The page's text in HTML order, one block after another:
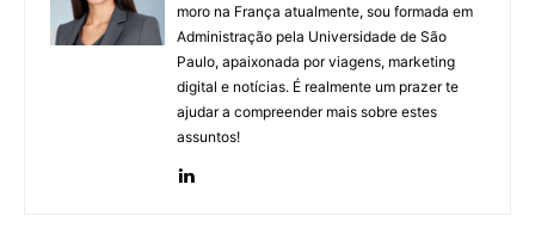
moro na França atualmente, sou formada em
Administração pela Universidade de São
Paulo, apaixonada por viagens, marketing
digital e notícias. É realmente um prazer te
ajudar a compreender mais sobre estes
assuntos!